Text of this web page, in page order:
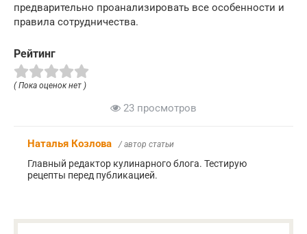
предварительно проанализировать все особенности и
правила сотрудничества.
Рейтинг
( Пока оценок нет )
23 просмотров
Наталья Козлова / автор статьи
Главный редактор кулинарного блога. Тестирую
рецепты перед публикацией.